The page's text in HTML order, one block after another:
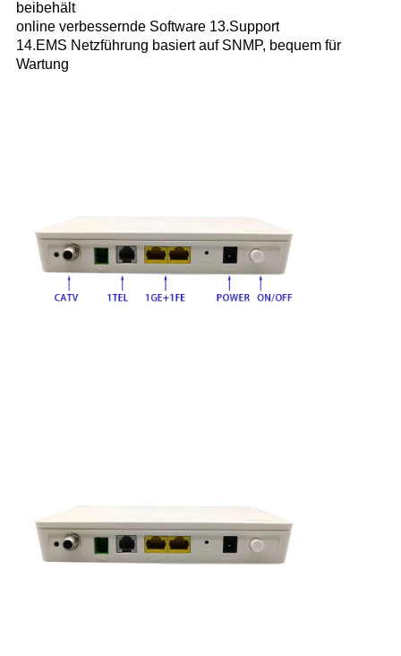
beibehält
online verbessernde Software 13.Support
14.EMS Netzführung basiert auf SNMP, bequem für
Wartung